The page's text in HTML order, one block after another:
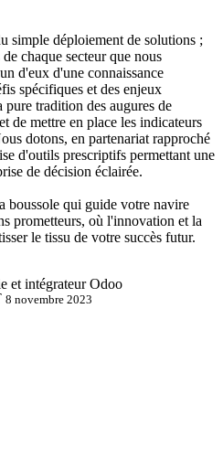
simple déploiement de solutions ;
chaque secteur que nous
d'eux d'une connaissance
spécifiques et des enjeux
pure tradition des augures de
de mettre en place les indicateurs
dotons, en partenariat rapproché
d'outils prescriptifs permettant une
de décision éclairée.
boussole qui guide votre navire
prometteurs, où l'innovation et la
le tissu de votre succès futur.
8 novembre 2023